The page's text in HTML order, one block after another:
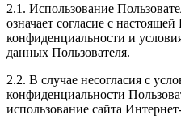
2.1. Использование
означает согласие с
конфиденциальности и
данных Пользователя.
2.2. В случае несогласия с
конфиденциальности
использование сайта